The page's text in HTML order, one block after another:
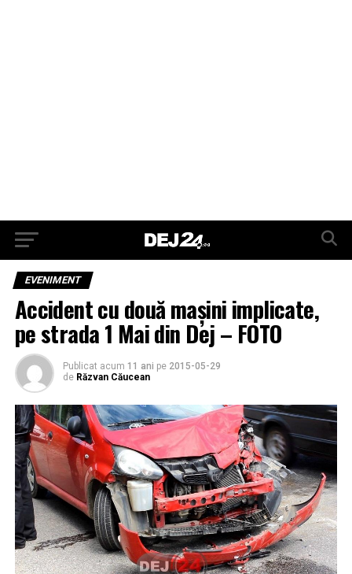
EVENIMENT
Accident cu două mașini implicate,
pe strada 1 Mai din Dej – FOTO
Publicat acum 11 ani pe 2015-05-29
de Răzvan Căucean